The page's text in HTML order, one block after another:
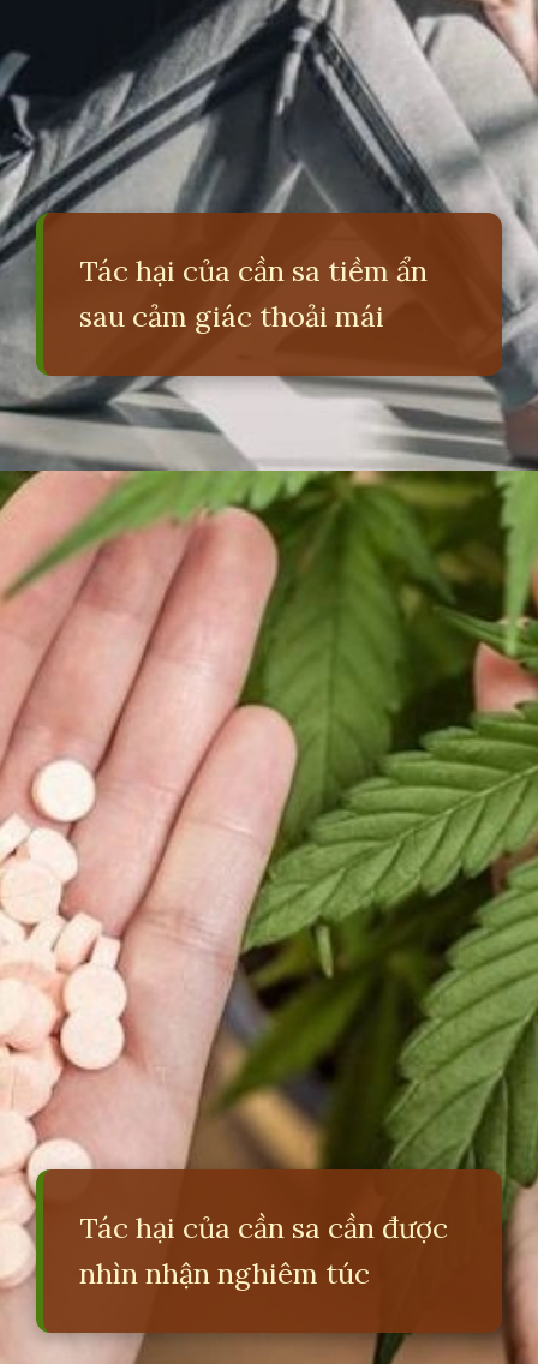
Tác hại của cần sa tiềm ẩn
sau cảm giác thoải mái
Đang mởhttps://erci.edu.vn/tac-hai-cua-can-sa
Tác hại của cần sa cần được
nhìn nhận nghiêm túc